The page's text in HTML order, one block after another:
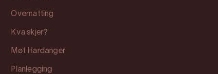
Overnatting
Kva skjer?
Møt Hardanger
Planlegging